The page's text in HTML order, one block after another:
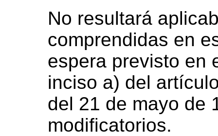
No resultará
comprendidas en
espera previsto en
inciso a) del
del 21 de mayo de
modificatorios.